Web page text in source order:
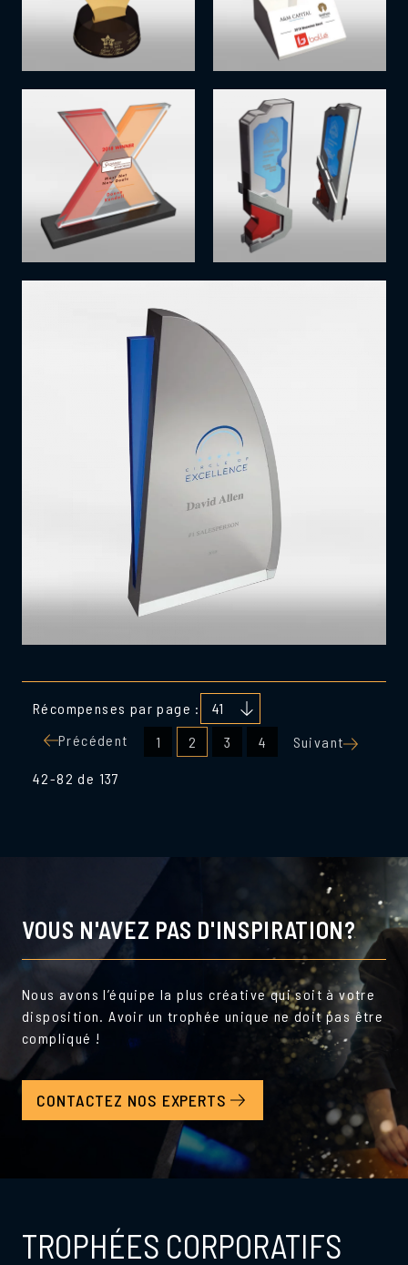
Récompenses par page :
Pagination
des
Précédent 1 2 3 4 Suivant
42-82 de 137
VOUS N'AVEZ PAS D'INSPIRATION?
Nous avons l’équipe la plus créative qui soit à votre
disposition. Avoir un trophée unique ne doit pas être
compliqué !
CONTACTEZ NOS EXPERTS
TROPHÉES CORPORATIFS